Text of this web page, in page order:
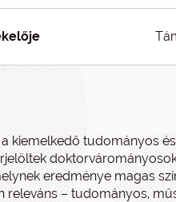
kiemelkedő tudományos
eredménye magas
– tudományos,